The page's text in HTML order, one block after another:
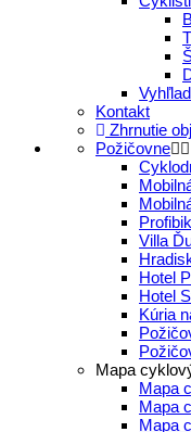
Kontakt
Zhrnutie
Požičovne
Villa
Hotel
Hotel
Kúria
Mapa
Mapa
Mapa
Mapa